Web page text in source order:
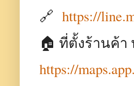
🔗 https://
🏠 ที่ตั้งร้านค้
https://